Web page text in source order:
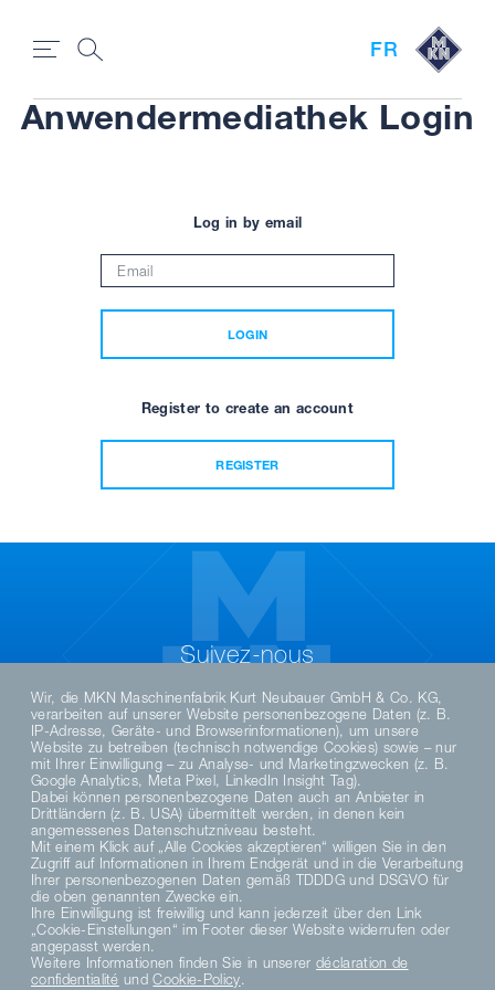
FR
Anwendermediathek Login
Log in by email
LOGIN
Register to create an account
REGISTER
Suivez-nous
DE EN
DATENSCHUTZHINWEISE
DATENSCHUTZERKLÄRUNG SOCIAL MEDIA
AVIS DE CONFIDENTIALITÉ
Wir, die MKN Maschinenfabrik Kurt Neubauer GmbH & Co. KG,
verarbeiten auf unserer Website personenbezogene Daten (z. B.
IP-Adresse, Geräte- und Browserinformationen), um unsere
Website zu betreiben (technisch notwendige Cookies) sowie – nur
mit Ihrer Einwilligung – zu Analyse- und Marketingzwecken (z. B.
Google Analytics, Meta Pixel, LinkedIn Insight Tag).
Dabei können personenbezogene Daten auch an Anbieter in
Drittländern (z. B. USA) übermittelt werden, in denen kein
angemessenes Datenschutzniveau besteht.
Mit einem Klick auf „Alle Cookies akzeptieren“ willigen Sie in den
Zugriff auf Informationen in Ihrem Endgerät und in die Verarbeitung
Ihrer personenbezogenen Daten gemäß TDDDG und DSGVO für
die oben genannten Zwecke ein.
Ihre Einwilligung ist freiwillig und kann jederzeit über den Link
„Cookie-Einstellungen“ im Footer dieser Website widerrufen oder
angepasst werden.
Weitere Informationen finden Sie in unsererdéclaration de
confidentialité undCookie-Policy.